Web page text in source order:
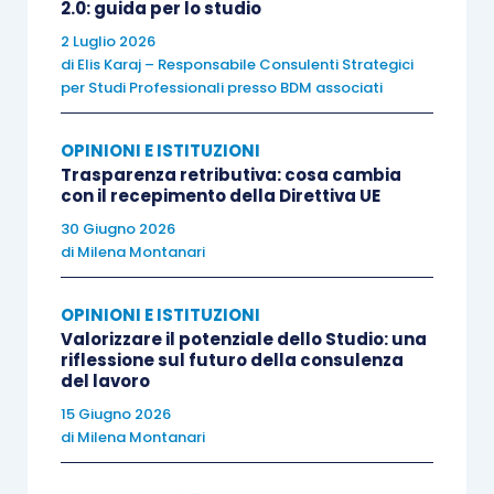
consigli da inoltrare al Governo su cosa i giovani
vedono come importante per convivere con il
clima che cambia. Tra le domande proposte, si
legge parte della lettera di una giovane
ambasciatrice per il clima.
Elizabeth Wathutiha 27 anni, vive in Kenya e ha
fondato laGreen Generation Iniziative
crescere tra i giovani l’amore per la natura e
l’attenzione per l’ambiente che ci circonda.
Elizabeth esorta i Governi di tutto il mondo ad
affrontare la sfida climatica con compassione e
coraggio. L’aumento della temperatura globale,
come stabilito nell’Accordo di Parigidel 2015,
2.0: guida per lo studio
2 Luglio 2026
di Elis Karaj – Responsabile Consulenti Strategici
per Studi Professionali presso BDM associati
OPINIONI E ISTITUZIONI
Trasparenza retributiva: cosa cambia
con il recepimento della Direttiva UE
30 Giugno 2026
di Milena Montanari
OPINIONI E ISTITUZIONI
Valorizzare il potenziale dello Studio: una
riflessione sul futuro della consulenza
del lavoro
15 Giugno 2026
di Milena Montanari